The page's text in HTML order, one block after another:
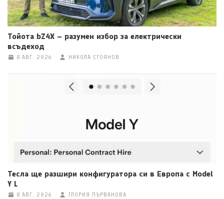
Тойота bZ4X – разумен избор за електрически
всъдеход
8 АВГ. 2026 НИКОЛА СТОЯНОВ
Тесла ще разшири конфигуратора си в Европа с Model
Y L
8 АВГ. 2026 ГЛОРИЯ ПЪРВАНОВА